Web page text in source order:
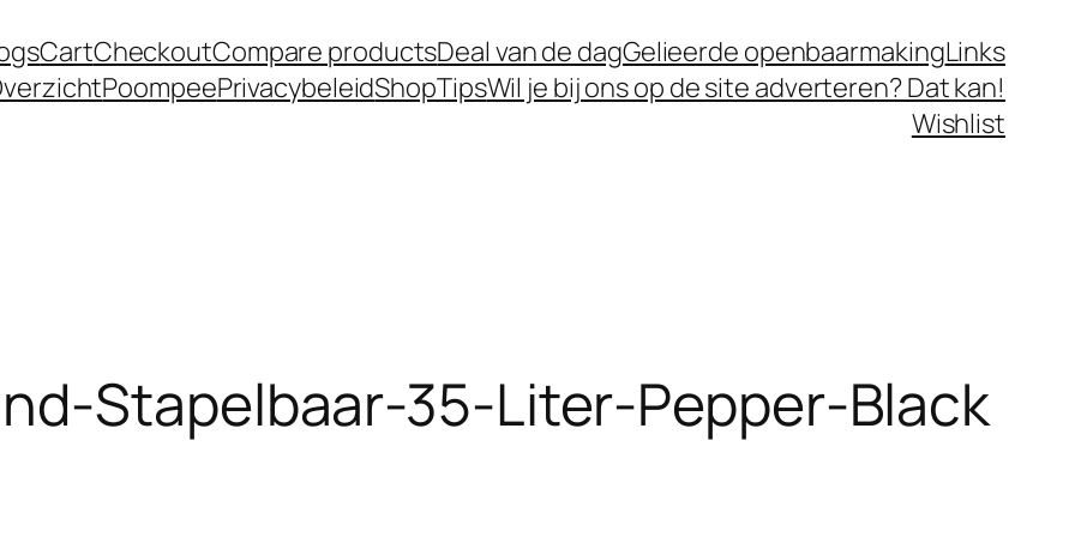
CartCheckoutCompare productsDeal van de dagGelieerde openbaarmakingLinks
PoompeePrivacybeleidShopTipsWil je bij ons op de site adverteren? Dat kan!
Wishlist
Stapelbaar-35-Liter-Pepper-Black